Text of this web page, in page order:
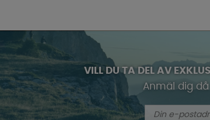
VILL DU TA DEL AV
Anmäl dig